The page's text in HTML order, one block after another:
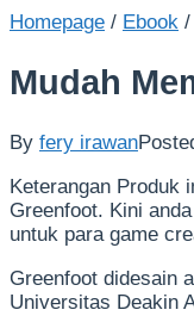
Homepage / Ebook /
Mudah
By fery irawan
Keterangan Produk
Greenfoot. Kini
untuk para game
Greenfoot didesain
Universitas Deakin